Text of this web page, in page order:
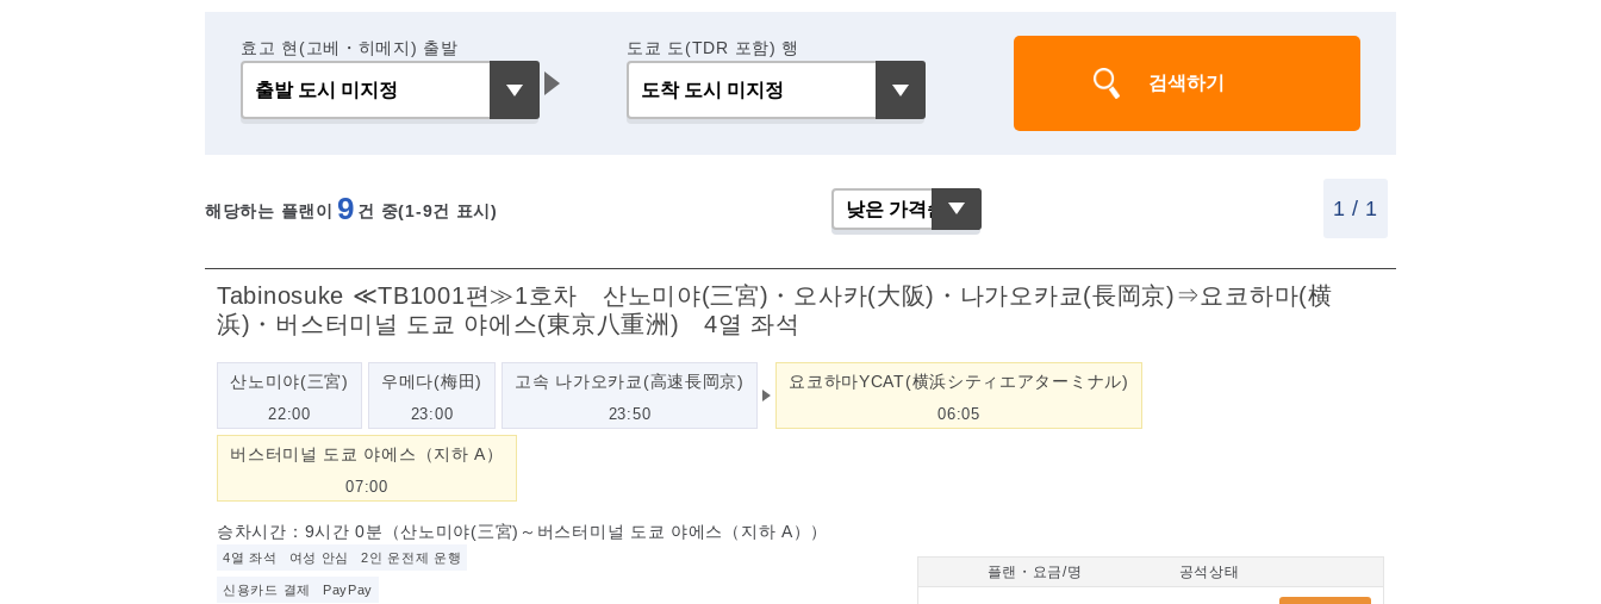
효고 현(고베・히메지) 출발 도쿄 도(TDR 포함) 행
해당하는 플랜이 9 건 중(1-9건 표시) 1 / 1
Tabinosuke ≪TB1001편≫1호차 산노미야(三宮)・오사카(大阪)・나가오카쿄(長岡京)⇒요코하마(横
浜)・버스터미널 도쿄 야에스(東京八重洲) 4열 좌석
산노미야(三宮)
22:00
우메다(梅田)
23:00
고속 나가오카쿄(高速長岡京)
23:50
요코하마YCAT(横浜シティエアターミナル)
06:05
버스터미널 도쿄 야에스（지하 A）
07:00
승차시간：9시간 0분（산노미야(三宮)～버스터미널 도쿄 야에스（지하 A））
4열 좌석 여성 안심 2인 운전제 운행
신용카드 결제 PayPay
플랜・요금/명 공석상태